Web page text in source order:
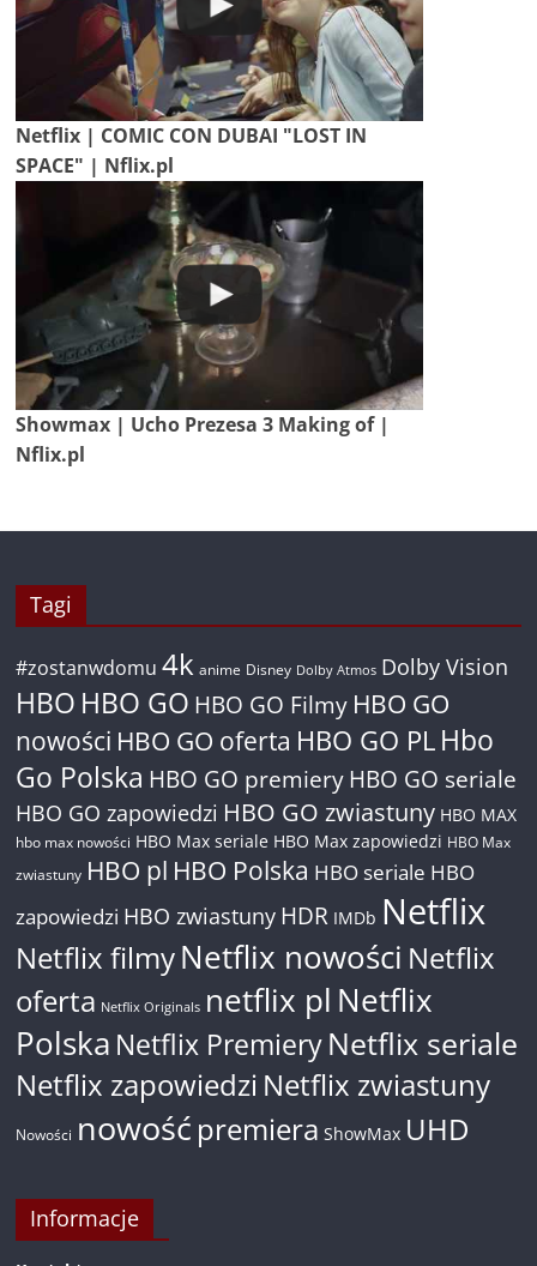
Netflix | COMIC CON DUBAI "LOST IN
SPACE" | Nflix.pl
Showmax | Ucho Prezesa 3 Making of |
Nflix.pl
Tagi
#zostanwdomu 4k anime Disney Dolby Atmos Dolby Vision
HBO HBO GO HBO GO Filmy HBO GO
nowości HBO GO oferta HBO GO PL Hbo
Go Polska HBO GO premiery HBO GO seriale
HBO GO zapowiedzi HBO GO zwiastuny HBO MAX
hbo max nowości HBO Max seriale HBO Max zapowiedzi HBO Max
zwiastuny HBO pl HBO Polska HBO seriale HBO
zapowiedzi HBO zwiastuny HDR IMDb Netflix
Netflix filmyNetflix nowości Netflix
oferta Netflix Originals netflix pl Netflix
Polska Netflix PremieryNetflix seriale
Netflix zapowiedzi Netflix zwiastuny
Nowości nowość premiera ShowMax UHD
Informacje